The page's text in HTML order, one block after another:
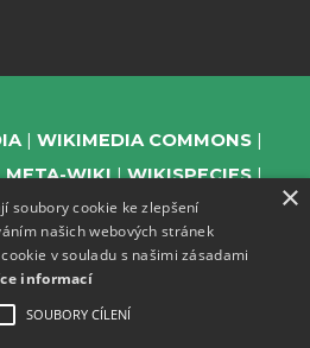
WIKIMEDIA COMMONS
META-WIKI
WIKISPECIES
WIKIDATA
WIKIMANIA
WIKIQUOTE
WIKISOURCE
×
soubory cookie ke zlepšení
našich webových stránek
v souladu s našimi zásadami
informací
SOUBORY CÍLENÍ